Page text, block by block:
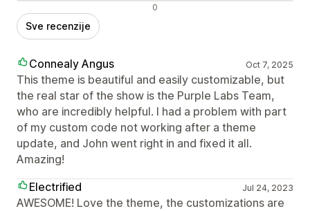
0
Sve recenzije
Connealy Angus Oct 7, 2025
This theme is beautiful and easily customizable, but
the real star of the show is the Purple Labs Team,
who are incredibly helpful. I had a problem with part
of my custom code not working after a theme
update, and John went right in and fixed it all.
Amazing!
Electrified
Jul 24, 2023
AWESOME! Love the theme, the customizations are